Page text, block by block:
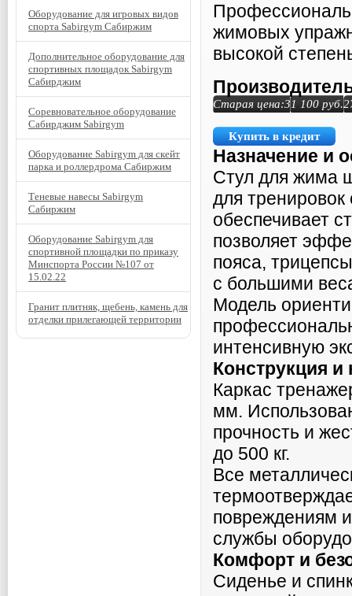
жимовых
высокой
Старая цена:31 100 руб.
Купить в кредит
Назначение и
Стул для жима
для
обеспечивает
позволяет
пояса,
с большими
Модель
интенсивную
Конструкция и
Каркас
мм.
прочность и
до 500 кг.
Все
повреждениям
службы
Комфорт и
Сиденье и
Оборудование для игровых видов
спорта Sabirgym Сабиржим
Дополнительное оборудование для
спортивных площадок Sabirgym
Сабирджим
Соревновательное оборудование
Сабирджим Sabirgym
Оборудование Sabirgym для скейт
парка и роллердрома Сабиржим
Теневые навесы Sabirgym
Сабиржим
Оборудование Sabirgym для
спортивной площадки по приказу
Минспорта России №107 от
15.02.22
Гранит плитняк, щебень, камень для
отделки прилегающей территории